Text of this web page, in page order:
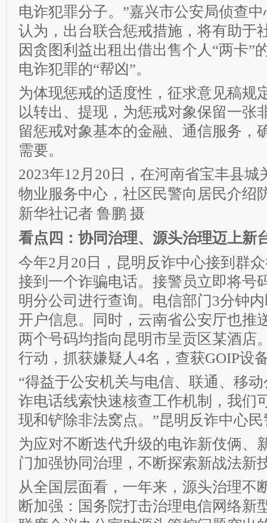
电诈犯罪分子。”嘉兴市公安局侦查
认为，出台联合惩戒措施，将有助于
因贪图利益出租出借出售个人“两卡”
电诈犯罪的“帮凶”。
为体现惩戒的适度性，征求意见稿规
以转出、提现，为惩戒对象保留一张
留惩戒对象基本的金融、通信服务，
需要。
2023年12月20日，在河南省宝丰县城
物业服务中心，社区民警向居民介绍
新华社记者 鲁鹏 摄
看点四：协同治理、源头治理迈上新
今年2月20日，昆明反诈中心接到群
接到一个诈骗电话。接警员立即将号
明分公司进行查询。电信部门3分钟
开户信息。同时，云南省公安厅也推
两个号码均指向昆明市呈贡区某酒店
行动，抓获嫌疑人4名，查获GOIP设
“得益于公安机关与电信、联通、移
诈电话线索快速核查工作机制，我们
现和铲除非法窝点。”昆明反诈中心
为应对不断迭代升级的电诈新伎俩、
门加强协同治理，不断探索新战法新
从全国层面看，一年来，源头治理不
断加强：国务院打击治理电信网络新